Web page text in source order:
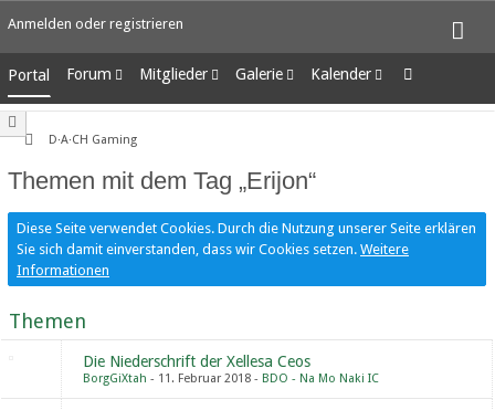
Anmelden oder registrieren
Portal Forum
Unerledigte Themen
Mitglieder
Letzte Aktivitäten
Mitgliedersuche
Galerie
Alben
Kalender
Wochenansicht
D·A·CH Gaming
Themen mit dem Tag „Erijon“
Diese Seite verwendet Cookies. Durch die Nutzung unserer Seite erklären
Sie sich damit einverstanden, dass wir Cookies setzen. Weitere
Informationen
Themen
Die Niederschrift der Xellesa Ceos
BorgGiXtah 11. Februar 2018 BDO - Na Mo Naki IC